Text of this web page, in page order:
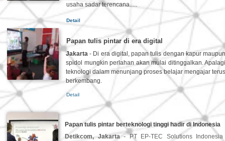
Detikcom, Jakarta- PT EP-TEC Solutions Indonesia
usaha sadar terencana.....
Detail
Jakarta - Di era digital, papan tulis dengan kapur maupun
spidol mungkin perlahan akan mulai ditinggalkan. Apalagi
teknologi dalam menunjang proses belajar mengajar terus
berkembang.
Papan tulis pintar di era digital
Detail
Papan tulis pintar berteknologi tinggi hadir di Indonesia